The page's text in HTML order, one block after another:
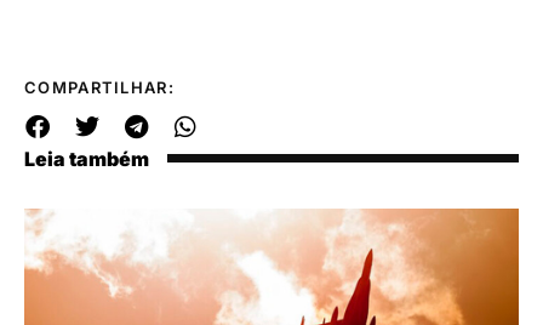
COMPARTILHAR:
Leia também